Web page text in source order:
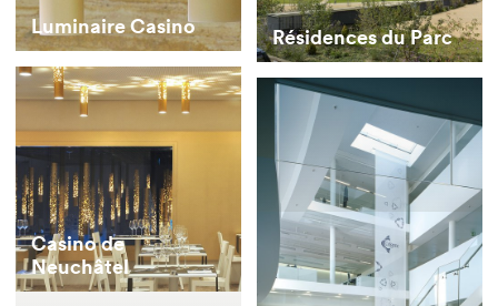
Luminaire Casino Résidences du Parc
Casino de
Neuchâtel